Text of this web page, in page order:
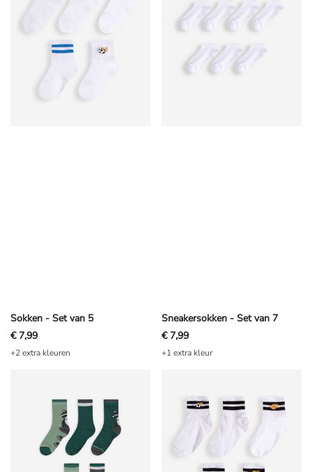
Sokken - Set van 5
€ 7,99
+2 extra kleuren
Sneakersokken - Set van 7
€ 7,99
+1 extra kleur